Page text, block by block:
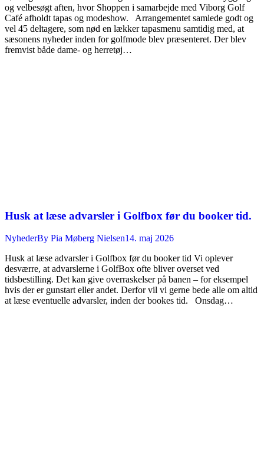
og velbesøgt aften, hvor Shoppen i samarbejde med Viborg Golf
Café afholdt tapas og modeshow. Arrangementet samlede godt og
vel 45 deltagere, som nød en lækker tapasmenu samtidig med, at
sæsonens nyheder inden for golfmode blev præsenteret. Der blev
fremvist både dame- og herretøj…
Husk at læse advarsler i Golfbox før du booker tid.
NyhederBy Pia Møberg Nielsen14. maj 2026
Husk at læse advarsler i Golfbox før du booker tid Vi oplever
desværre, at advarslerne i GolfBox ofte bliver overset ved
tidsbestilling. Det kan give overraskelser på banen – for eksempel
hvis der er gunstart eller andet. Derfor vil vi gerne bede alle om altid
at læse eventuelle advarsler, inden der bookes tid. Onsdag…